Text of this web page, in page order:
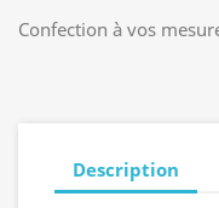
Confection à vos
Description